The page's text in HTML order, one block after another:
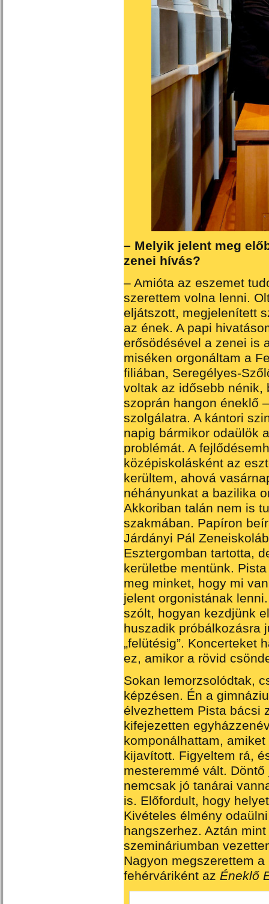
– Melyik jelent meg
zenei hívás?
– Amióta az eszemet
szerettem volna lenni.
eljátszott, megjelenített
az ének. A papi
erősödésével a zenei is
miséken orgonáltam a
filiában, Seregélyes-
voltak az idősebb nénik,
szoprán hangon éneklő
szolgálatra. A kántori
napig bármikor odaülök
problémát. A
középiskolásként az
kerültem, ahová
néhányunkat a bazilika
Akkoriban talán nem is
szakmában. Papíron
Járdányi Pál
Esztergomban tartotta,
kerületbe mentünk.
meg minket, hogy mi
jelent orgonistának
szólt, hogyan kezdjünk
huszadik próbálkozásra
„felütésig”. Koncerteket
ez, amikor a rövid
Sokan lemorzsolódtak,
képzésen. Én a
élvezhettem Pista bácsi
kifejezetten
komponálhattam,
kijavított. Figyeltem rá,
mesteremmé vált.
nemcsak jó tanárai
is. Előfordult, hogy
Kivételes élmény
hangszerhez. Aztán
szemináriumban
Nagyon megszerettem
fehérváriként az Éneklő